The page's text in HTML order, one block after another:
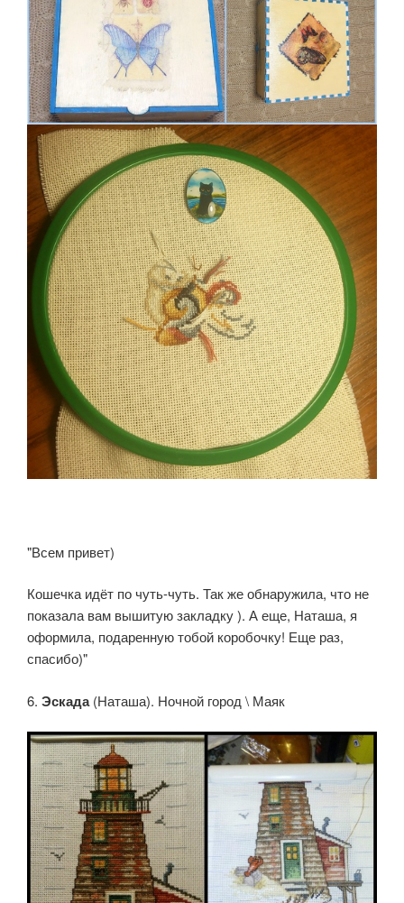
"Всем привет)
Кошечка идёт по чуть-чуть. Так же обнаружила, что не
показала вам вышитую закладку ). А еще, Наташа, я
оформила, подаренную тобой коробочку! Еще раз,
спасибо)"
6. Эскада(Наташа). Ночной город \ Маяк